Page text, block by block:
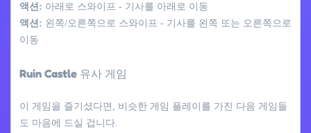
액션: 아래로 스와이프 - 기사를 아래로 이동
액션: 왼쪽/오른쪽으로 스와이프 - 기사를 왼쪽 또는 오른쪽으로
이동
Ruin Castle 유사 게임
이 게임을 즐기셨다면, 비슷한 게임 플레이를 가진 다음 게임들
도 마음에 드실 겁니다.